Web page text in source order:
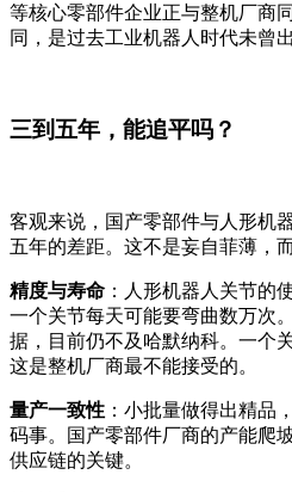
等核心零部件企业正与整机厂
同，是过去工业机器人时代未曾
三到五年，能追平吗？
客观来说，国产零部件与人形机
五年的差距。这不是妄自菲薄，
精度与寿命 ：人形机器人关节的
一个关节每天可能要弯曲数万次
据，目前仍不及哈默纳科。一个
这是整机厂商最不能接受的。
量产一致性 ：小批量做得出精品
码事。国产零部件厂商的产能爬
供应链的关键。